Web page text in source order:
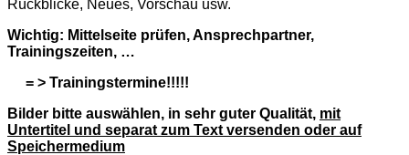
Rückblicke, Neues, Vorschau usw.
Wichtig: Mittelseite prüfen, Ansprechpartner,
Trainingszeiten, …
= > Trainingstermine!!!!!
Bilder bitte auswählen, in sehr guter Qualität, mit
Untertitel und separat zum Text versenden oder auf
Speichermedium